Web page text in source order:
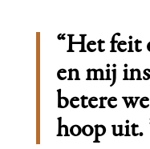
“Het feit
en mij
betere
hoop uit.